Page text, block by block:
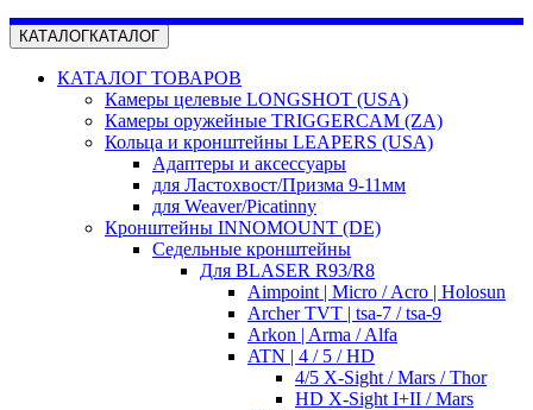
КАТАЛОГКАТАЛОГ
КАТАЛОГ ТОВАРОВ
Камеры целевые LONGSHOT (USA)
Камеры оружейные TRIGGERCAM (ZA)
Кольца и кронштейны LEAPERS (USA)
Адаптеры и аксессуары
для Ластохвост/Призма 9-11мм
для Weaver/Picatinny
Кронштейны INNOMOUNT (DE)
Седельные кронштейны
Для BLASER R93/R8
Aimpoint | Micro / Acro | Holosun
Archer TVT | tsa-7 / tsa-9
Arkon | Arma / Alfa
ATN | 4 / 5 / HD
4/5 X-Sight / Mars / Thor
HD X-Sight I+II / Mars